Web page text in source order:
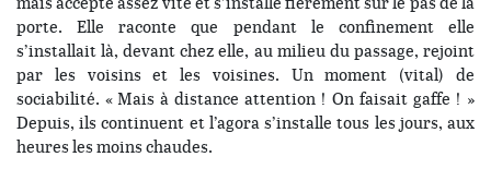
porte. Elle raconte que pendant le confinement elle
s’installait là, devant chez elle, au milieu du passage, rejoint
par les voisins et les voisines. Un moment (vital) de
sociabilité. « Mais à distance attention ! On faisait gaffe ! »
Depuis, ils continuent et l’agora s’installe tous les jours, aux
heures les moins chaudes.